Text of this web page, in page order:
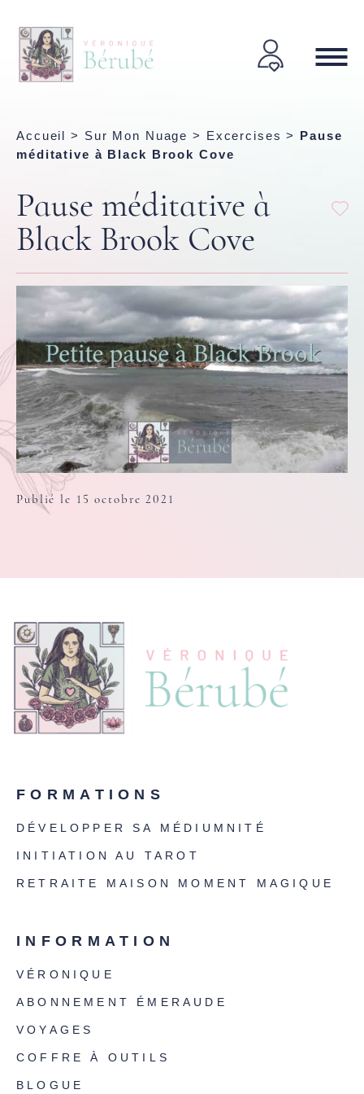
Accueil > Sur Mon Nuage > Excercises > Pause
méditative à Black Brook Cove
Pause méditative à
Black Brook Cove
Publié le 15 octobre 2021
FORMATIONS
DÉVELOPPER SA MÉDIUMNITÉ
INITIATION AU TAROT
RETRAITE MAISON MOMENT MAGIQUE
INFORMATION
VÉRONIQUE
ABONNEMENT ÉMERAUDE
VOYAGES
COFFRE À OUTILS
BLOGUE